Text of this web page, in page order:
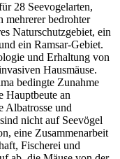
28 Seevogelarten,
mehrerer bedrohter
Naturschutzgebiet, ein
ein Ramsar-Gebiet.
und Erhaltung von
Hausmäuse.
bedingte Zunahme
Hauptbeute an
Albatrosse und
nicht auf Seevögel
eine Zusammenarbeit
Fischerei und